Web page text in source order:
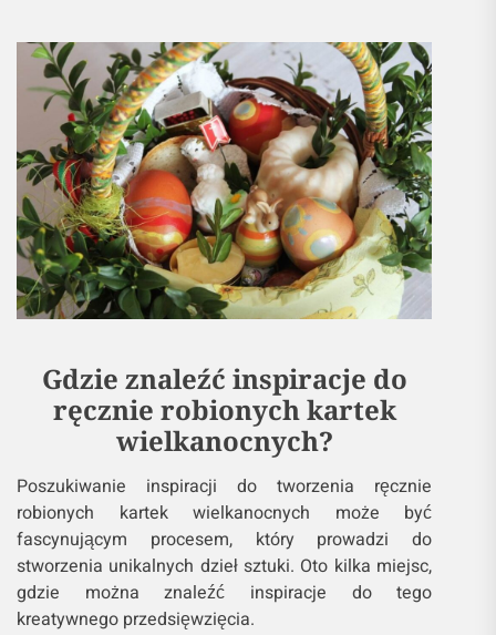
Gdzie znaleźć inspiracje do
ręcznie robionych kartek
wielkanocnych?
Poszukiwanie inspiracji do tworzenia ręcznie
robionych kartek wielkanocnych może być
fascynującym procesem, który prowadzi do
stworzenia unikalnych dzieł sztuki. Oto kilka miejsc,
gdzie można znaleźć inspiracje do tego
kreatywnego przedsięwzięcia.